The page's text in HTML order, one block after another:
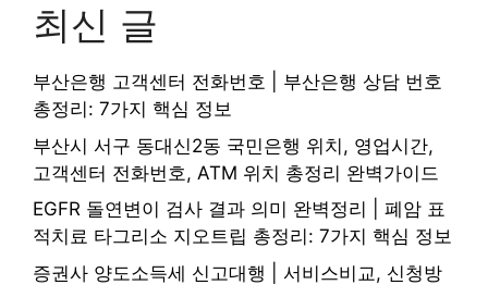
최신 글
부산은행 고객센터 전화번호 | 부산은행 상담 번호
총정리: 7가지 핵심 정보
부산시 서구 동대신2동 국민은행 위치, 영업시간,
고객센터 전화번호, ATM 위치 총정리 완벽가이드
EGFR 돌연변이 검사 결과 의미 완벽정리 | 폐암 표
적치료 타그리소 지오트립 총정리: 7가지 핵심 정보
증권사 양도소득세 신고대행 | 서비스비교, 신청방